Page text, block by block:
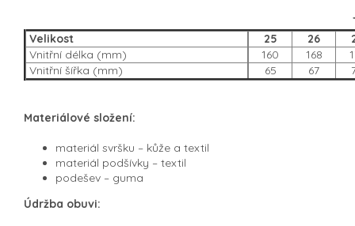
Velikost
25 26
Vnitřní délka (mm)
160 168
Vnitřní šířka (mm)
65 67
Materiálové složení:
materiál svršku –⁠ kůže a textil
materiál podšívky –⁠ textil
podešev –⁠ guma
Údržba obuvi: